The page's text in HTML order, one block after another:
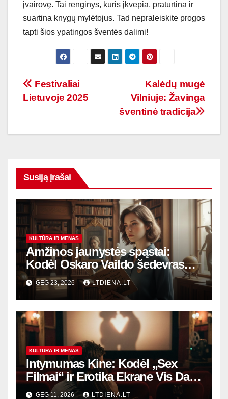
įvairovę. Tai renginys, kuris įkvepia, praturtina ir
suartina knygų mylėtojus. Tad nepraleiskite progos
tapti šios ypatingos šventės dalimi!
Navigacija
Kalėdų mugė
Vilniuje: Žavinga
šventinė tradicija
Festivaliai
Lietuvoje 2025
Susiją įrašai
KULTŪRA IR MENAS
Amžinos jaunystės spąstai:
Kodėl Oskaro Vaildo šedevras
šiandien aktualesnis nei bet
kada?
GEG 23, 2026 LTDIENA.LT
KULTŪRA IR MENAS
Intymumas Kine: Kodėl „Sex
Filmai“ ir Erotika Ekrane Vis Dar
Audrina Žmonijos Vaizduotę?
GEG 11, 2026 LTDIENA.LT